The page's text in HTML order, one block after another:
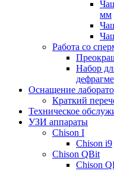
мм
Работа со
Набор
Оснащение
Краткий
Техническое
УЗИ аппараты
Chison I
Chison i9
Chison QBit
Chison